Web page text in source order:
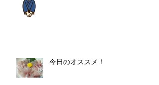
今日のオススメ！